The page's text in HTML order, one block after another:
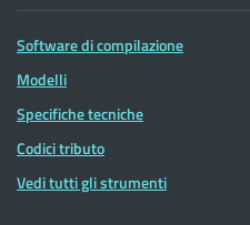
Software di compilazione
Modelli
Specifiche tecniche
Codici tributo
Vedi tutti gli strumenti